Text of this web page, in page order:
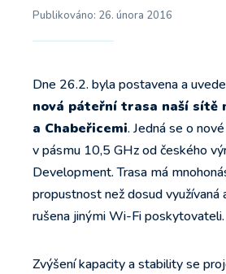
Publikováno: 26. února 2016
Dne 26.2. byla postavena a
nová páteřní trasa naší sítě
a Chabeřicemi. Jedná se o
v pásmu 10,5 GHz od českého
Development. Trasa má
propustnost než dosud využívaná
rušena jinými Wi-Fi poskytovateli.
Zvýšení kapacity a stability se